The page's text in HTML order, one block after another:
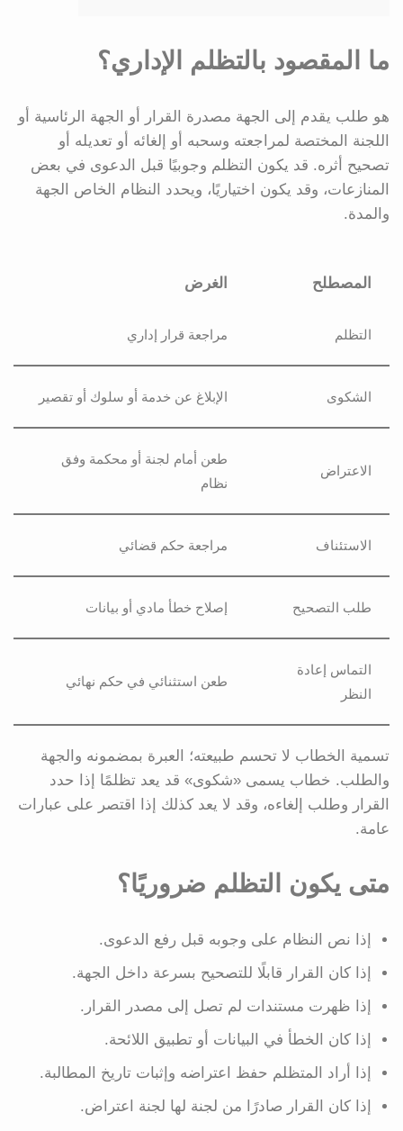
ما المقصود بالتظلم الإداري؟
هو طلب يقدم إلى الجهة مصدرة القرار أو الجهة الرئاسية أو
اللجنة المختصة لمراجعته وسحبه أو إلغائه أو تعديله أو
تصحيح أثره. قد يكون التظلم وجوبيًا قبل الدعوى في بعض
المنازعات، وقد يكون اختياريًا، ويحدد النظام الخاص الجهة
والمدة.
المصطلح الغرض
التظلم مراجعة قرار إداري
الشكوى الإبلاغ عن خدمة أو سلوك أو تقصير
الاعتراض
طعن أمام لجنة أو محكمة وفق
نظام
الاستئناف مراجعة حكم قضائي
طلب التصحيح إصلاح خطأ مادي أو بيانات
التماس إعادة
النظر
طعن استثنائي في حكم نهائي
تسمية الخطاب لا تحسم طبيعته؛ العبرة بمضمونه والجهة
والطلب. خطاب يسمى «شكوى» قد يعد تظلمًا إذا حدد
القرار وطلب إلغاءه، وقد لا يعد كذلك إذا اقتصر على عبارات
عامة.
متى يكون التظلم ضروريًا؟
إذا نص النظام على وجوبه قبل رفع الدعوى.
إذا كان القرار قابلًا للتصحيح بسرعة داخل الجهة.
إذا ظهرت مستندات لم تصل إلى مصدر القرار.
إذا كان الخطأ في البيانات أو تطبيق اللائحة.
إذا أراد المتظلم حفظ اعتراضه وإثبات تاريخ المطالبة.
إذا كان القرار صادرًا من لجنة لها لجنة اعتراض.